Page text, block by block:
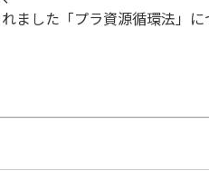
ました「プラ資源循環法」